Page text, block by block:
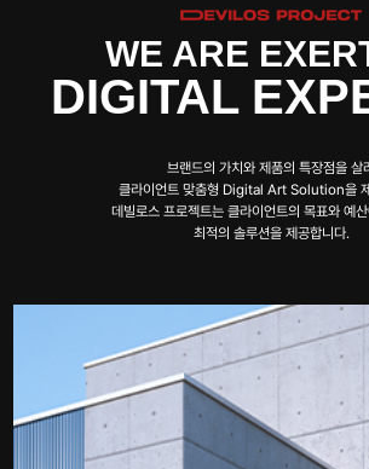
WE ARE
DIGITAL
브랜드의 가치와 제품의 특장점을 살
클라이언트 맞춤형 Digital Art Solution을
데빌로스 프로젝트는 클라이언트의 목표와 예
최적의 솔루션을 제공합니다.